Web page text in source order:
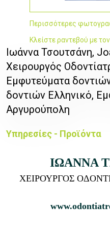
Περισσότερες
Κλείστε ραντεβού με
Ιωάννα Τσουτσάνη,
Χειρουργός
Εμφυτεύματα
δοντιών Ελληνικό,
Αργυρούπολη
Υπηρεσίες - Προϊόντα
ΙΩΑΝΝΑ
ΧΕΙΡΟΥΡΓΟΣ